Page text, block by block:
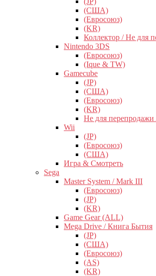
(США)
(Евросоюз)
(KR)
Коллектор / Не для
Nintendo 3DS
(Евросоюз)
(Ique & TW)
Gamecube
(JP)
(США)
(Евросоюз)
(KR)
Не для
Wii
(JP)
(Евросоюз)
(США)
Игра & Смотреть
Sega
Master System / Mark III
(Евросоюз)
(JP)
(KR)
Game Gear (ALL)
Mega Drive / Книга Бытия
(JP)
(США)
(Евросоюз)
(AS)
(KR)